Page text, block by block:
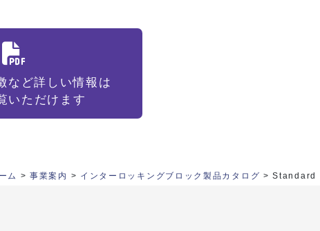
など詳しい情報は
いただけます
ム >事業案内 > インターロッキングブロック製品カタログ >Standard